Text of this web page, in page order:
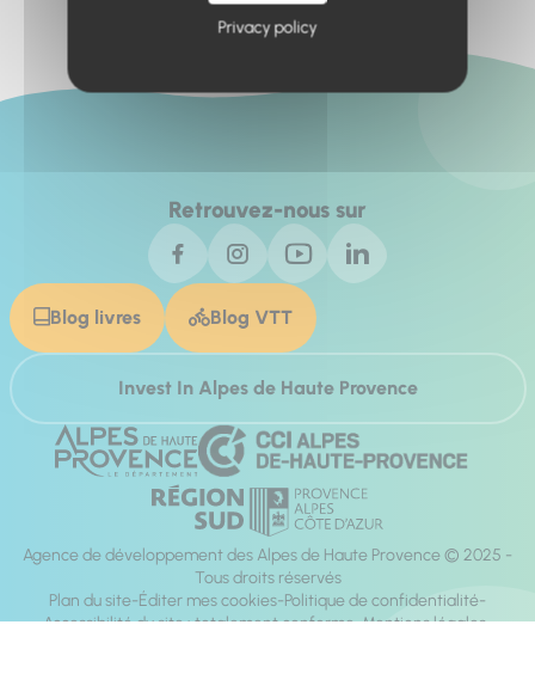
Retrouvez-nous sur
Blog livres Blog VTT
Invest In Alpes de Haute Provence
Agence de développement des Alpes de Haute Provence © 2025 -
Tous droits réservés
Plan du site Éditer mes cookies Politique de confidentialité
Accessibilité du site : totalement conforme Mentions légales
Privacy policy